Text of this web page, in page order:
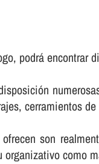
podrá encontrar
cerramientos
son
como